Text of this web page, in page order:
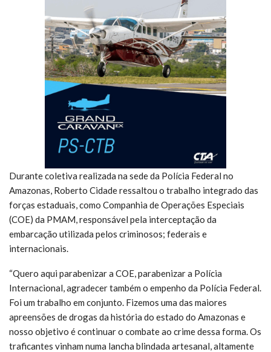
Durante coletiva realizada na sede da Polícia Federal no
Amazonas, Roberto Cidade ressaltou o trabalho integrado das
forças estaduais, como Companhia de Operações Especiais
(COE) da PMAM, responsável pela interceptação da
embarcação utilizada pelos criminosos; federais e
internacionais.
“Quero aqui parabenizar a COE, parabenizar a Polícia
Internacional, agradecer também o empenho da Polícia Federal.
Foi um trabalho em conjunto. Fizemos uma das maiores
apreensões de drogas da história do estado do Amazonas e
nosso objetivo é continuar o combate ao crime dessa forma. Os
traficantes vinham numa lancha blindada artesanal, altamente